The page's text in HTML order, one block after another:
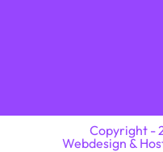
Copyright -
Webdesign &